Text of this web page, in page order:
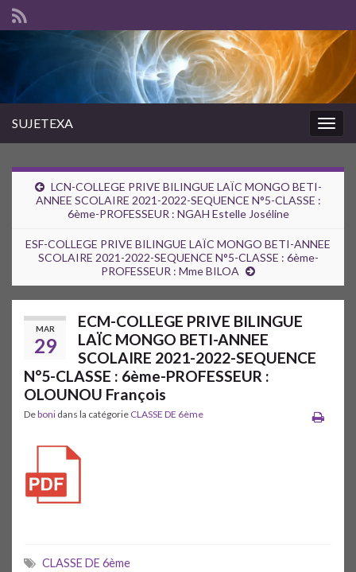
SUJETEXA
LCN-COLLEGE PRIVE BILINGUE LAÏC MONGO BETI-
ANNEE SCOLAIRE 2021-2022-SEQUENCE N°5-CLASSE :
6ème-PROFESSEUR : NGAH Estelle Joséline
ESF-COLLEGE PRIVE BILINGUE LAÏC MONGO BETI-ANNEE
SCOLAIRE 2021-2022-SEQUENCE N°5-CLASSE : 6ème-
PROFESSEUR : Mme BILOA
MAR
29
ECM-COLLEGE PRIVE BILINGUE
LAÏC MONGO BETI-ANNEE
SCOLAIRE 2021-2022-SEQUENCE
N°5-CLASSE : 6ème-PROFESSEUR :
OLOUNOU François
Deboni dans la catégorie CLASSE DE 6ème
CLASSE DE 6ème